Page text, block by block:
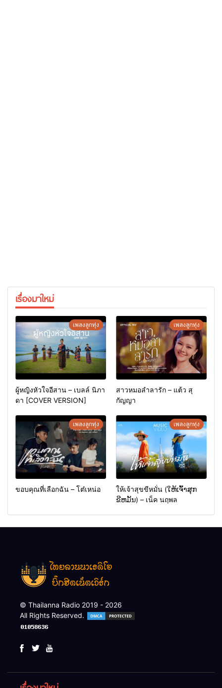
เรื่องมาใหม่
เพลงลูกทุ่ง
ผู้หญิงหัวใจอีสาน – เบลล์ นิภา
ดา [COVER VERSION]
เพลงลูกทุ่ง
สาวหมอลำลารัก – แต้ว สุ
กัญญา
เพลงลูกทุ่ง
ขอบคุณที่เลือกฉัน – โต๋เหน่อ
เพลงลูกทุ่ง
ให้เจ้าสุขขีหมั่น (ໃຫ້ເຈົ້າສຸກ
ຂີຫມັ້ນ) – เน็ค นฤพล
© Thailanna Radio 2019 - 2026
All Rights Reserved.